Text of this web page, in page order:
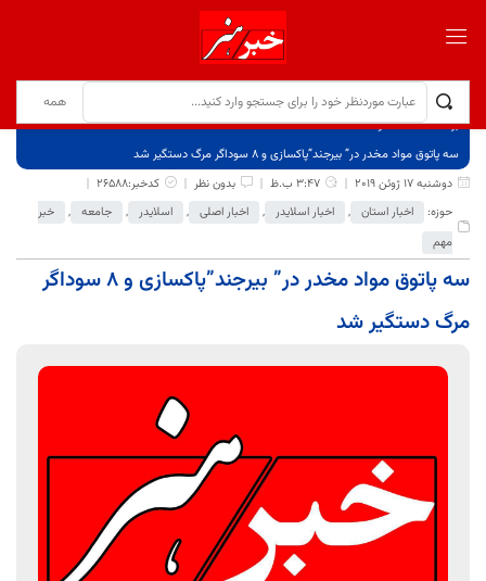
برگ نخست
نوشته‌ها
سه پاتوق مواد مخدر در” بیرجند”پاکسازی و 8 سوداگر مرگ دستگیر شد
دوشنبه 17 ژوئن 2019
3:47 ب.ظ بدون نظر
کدخبر:26588
حوزه:
اخبار استان , اخبار اسلایدر , اخبار اصلی , اسلایدر , جامعه ,
خبر
مهم
سه پاتوق مواد مخدر در” بیرجند”پاکسازی و 8 سوداگر
مرگ دستگیر شد